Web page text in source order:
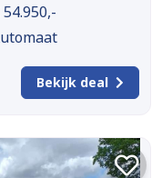
54.950,-
Bekijk deal